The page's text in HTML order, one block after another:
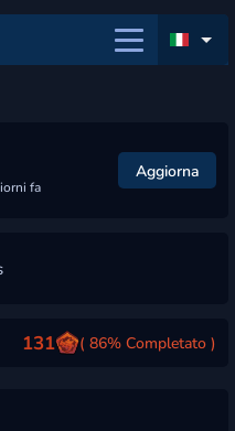
fa
Aggiorna
131 ( 86% Completato )